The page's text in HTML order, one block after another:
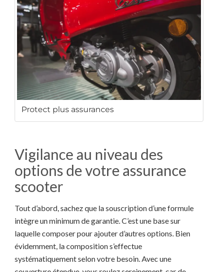
Protect plus assurances
Vigilance au niveau des
options de votre assurance
scooter
Tout d’abord, sachez que la souscription d’une formule
intègre un minimum de garantie. C’est une base sur
laquelle composer pour ajouter d’autres options. Bien
évidemment, la composition s’effectue
systématiquement selon votre besoin. Avec une